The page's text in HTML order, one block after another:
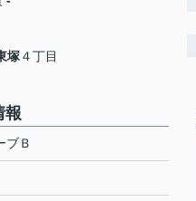
塚４丁目
報
ブＢ